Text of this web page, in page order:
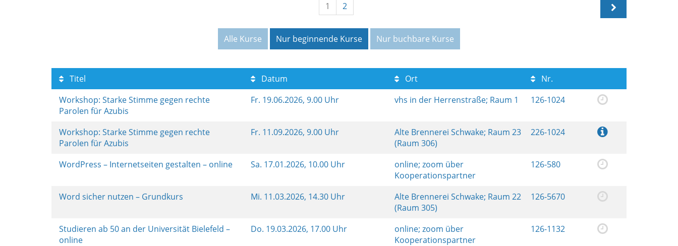
1 2
Alle Kurse Nur beginnende Kurse Nur buchbare Kurse
Titel Datum Ort
Nr.
Workshop: Starke Stimme gegen rechte
Parolen für Azubis
Fr. 19.06.2026, 9.00 Uhr vhs in der Herrenstraße; Raum 1 126-1024
Workshop: Starke Stimme gegen rechte
Parolen für Azubis
Fr. 11.09.2026, 9.00 Uhr
Alte Brennerei Schwake; Raum 23
(Raum 306)
226-1024
WordPress – Internetseiten gestalten – online Sa. 17.01.2026, 10.00 Uhr
online; zoom über
Kooperationspartner
126-580
Word sicher nutzen – Grundkurs Mi. 11.03.2026, 14.30 Uhr
Alte Brennerei Schwake; Raum 22
(Raum 305)
126-5670
Studieren ab 50 an der Universität Bielefeld –
online
Do. 19.03.2026, 17.00 Uhr
online; zoom über
Kooperationspartner
126-1132